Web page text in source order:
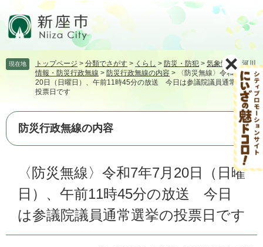
頭飛
本
へ
現在地 トップページ > 分類でさがす > くらし > 防災・防犯 > 気象情報・河川
情報・防災行政無線 > 防災行政無線の内容 >
〈防災無線〉令和7年7月
20日（日曜日）、午前11時45分の放送 今日は参議院議員通常選挙の
投票日です
防災行政無線の内容
〈防災無線〉令和7年7月20日（日曜
日）、午前11時45分の放送 今日
は参議院議員通常選挙の投票日です